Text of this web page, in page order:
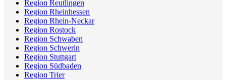
Region Reutlingen
Region Rheinhessen
Region Rhein-Neckar
Region Rostock
Region Schwaben
Region Schwerin
Region Stuttgart
Region Südbaden
Region Trier